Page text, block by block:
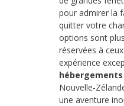
pour admirer la
quitter votre
options sont
réservées à
expérience
Nouvelle-
une aventure